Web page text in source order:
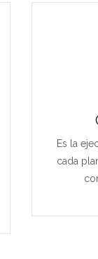
Es la
cada